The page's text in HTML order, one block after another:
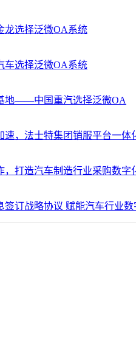
龙选择泛微OA系统
车选择泛微OA系统
地——中国重汽选择泛微OA
速，法士特集团销服平台一体
，打造汽车制造行业采购数字
签订战略协议 赋能汽车行业数